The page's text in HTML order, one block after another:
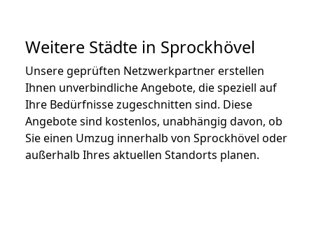
Weitere Städte in Sprockhövel
Unsere geprüften Netzwerkpartner erstellen
Ihnen unverbindliche Angebote, die speziell auf
Ihre Bedürfnisse zugeschnitten sind. Diese
Angebote sind kostenlos, unabhängig davon, ob
Sie einen Umzug innerhalb von Sprockhövel oder
außerhalb Ihres aktuellen Standorts planen.